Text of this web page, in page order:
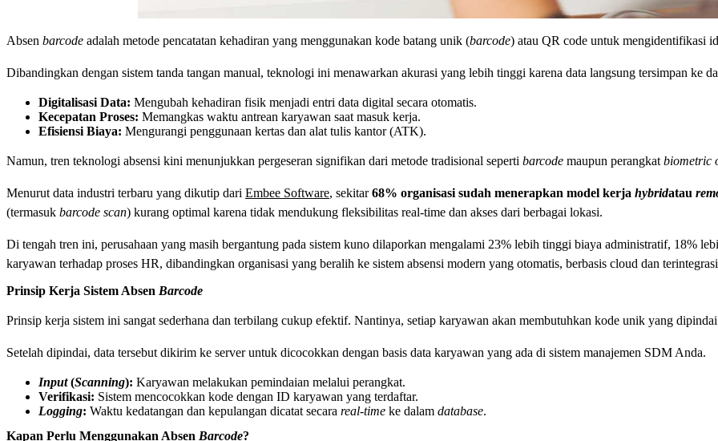
Absen barcode adalah metode pencatatan kehadiran yang menggunakan kode batang unik (barcode) atau QR code untuk mengidentifikasi
Dibandingkan dengan sistem tanda tangan manual, teknologi ini menawarkan akurasi yang lebih tinggi karena data langsung tersimpan ke
Digitalisasi Data: Mengubah kehadiran fisik menjadi entri data digital secara otomatis.
Kecepatan Proses: Memangkas waktu antrean karyawan saat masuk kerja.
Efisiensi Biaya: Mengurangi penggunaan kertas dan alat tulis kantor (ATK).
Namun, tren teknologi absensi kini menunjukkan pergeseran signifikan dari metode tradisional seperti barcode maupun perangkat biometric
Menurut data industri terbaru yang dikutip dari Embee Software, sekitar68% organisasi sudah menerapkan model kerja hybridatau
(termasuk barcode scan) kurang optimal karena tidak mendukung fleksibilitas real-time dan akses dari berbagai lokasi.
Di tengah tren ini, perusahaan yang masih bergantung pada sistem kuno dilaporkan mengalami 23% lebih tinggi biaya administratif, 18%
karyawan terhadap proses HR, dibandingkan organisasi yang beralih ke sistem absensi modern yang otomatis, berbasis cloud dan
Prinsip Kerja Sistem Absen Barcode
Prinsip kerja sistem ini sangat sederhana dan terbilang cukup efektif. Nantinya, setiap karyawan akan membutuhkan kode unik yang
Setelah dipindai, data tersebut dikirim ke server untuk dicocokkan dengan basis data karyawan yang ada di sistem manajemen SDM Anda.
Input(Scanning): Karyawan melakukan pemindaian melalui perangkat.
Verifikasi: Sistem mencocokkan kode dengan ID karyawan yang terdaftar.
Logging: Waktu kedatangan dan kepulangan dicatat secara real-time ke dalam database.
Kapan Perlu Menggunakan Absen Barcode?